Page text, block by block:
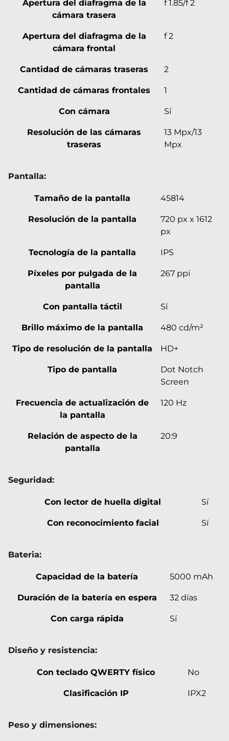
Apertura del diafragma de la
cámara trasera
f 1.85/f 2
Apertura del diafragma de la
cámara frontal
f 2
Cantidad de cámaras traseras 2
Cantidad de cámaras frontales 1
Con cámara Sí
Resolución de las cámaras
traseras
13 Mpx/13
Mpx
Pantalla:
Tamaño de la pantalla 45814
Resolución de la pantalla
720 px x 1612
px
Tecnología de la pantalla IPS
Píxeles por pulgada de la
pantalla
267 ppi
Con pantalla táctil Sí
Brillo máximo de la pantalla 480 cd/m²
Tipo de resolución de la pantalla HD+
Tipo de pantalla
Dot Notch
Screen
Frecuencia de actualización de
la pantalla
120 Hz
Relación de aspecto de la
pantalla
20:9
Seguridad:
Con lector de huella digital Sí
Con reconocimiento facial Sí
Bateria:
Capacidad de la batería 5000 mAh
Duración de la batería en espera 32 días
Con carga rápida Sí
Diseño y resistencia:
Con teclado QWERTY físico No
Clasificación IP IPX2
Peso y dimensiones: